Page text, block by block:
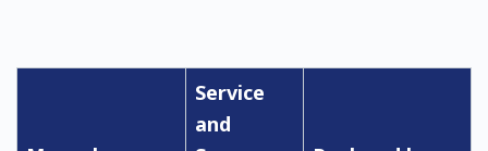
Service
and